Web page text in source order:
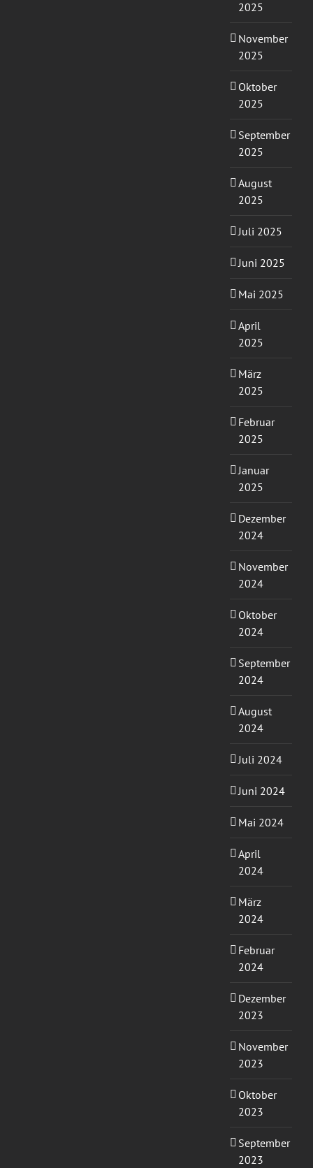
2025
November
2025
Oktober
2025
September
2025
August
2025
Juli 2025
Juni 2025
Mai 2025
April
2025
März
2025
Februar
2025
Januar
2025
Dezember
2024
November
2024
Oktober
2024
September
2024
August
2024
Juli 2024
Juni 2024
Mai 2024
April
2024
März
2024
Februar
2024
Dezember
2023
November
2023
Oktober
2023
September
2023